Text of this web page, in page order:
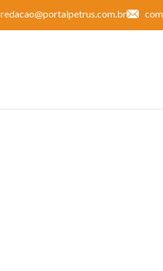
redacao@portalpetrus.com.br